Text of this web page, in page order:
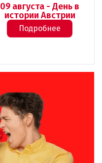
09 августа - День в
истории Австрии
Подробнее